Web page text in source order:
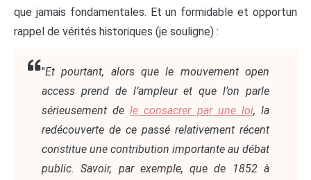
que jamais fondamentales. Et un formidable et opportun
rappel de vérités historiques (je souligne) :
"Et pourtant, alors que le mouvement open
access prend de l’ampleur et que l’on parle
sérieusement dele consacrer par une loi, la
redécouverte de ce passé relativement récent
constitue une contribution importante au débat
public. Savoir, par exemple, que de 1852 à